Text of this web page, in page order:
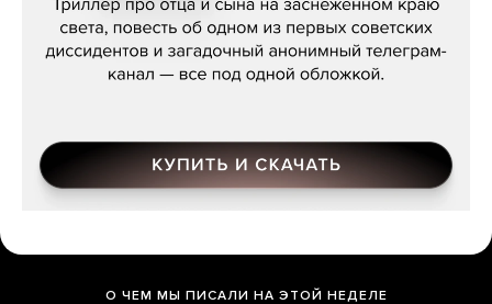
О ЧЕМ МЫ ПИСАЛИ НА ЭТОЙ НЕДЕЛЕ